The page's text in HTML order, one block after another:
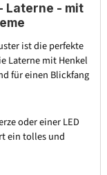
Laterne - mit
ist die perfekte
Laterne mit Henkel
für einen Blickfang
oder einer LED
ein tolles und